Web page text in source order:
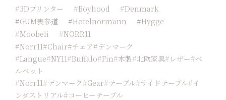
#3Dプリンター #boyhood
#Denmark
#GUM表参道
#hotelnormann
#hygge
#moobeli
#NORR11
#Norr11#chair#チェア#デンマーク
#langue#NY11#buffalo#fin#木製#北欧家具#レザー#ベ
ルベット
#norr11#デンマーク#Gear#テーブル#サイドテーブル#イ
ンダストリアル#コーヒーテーブル